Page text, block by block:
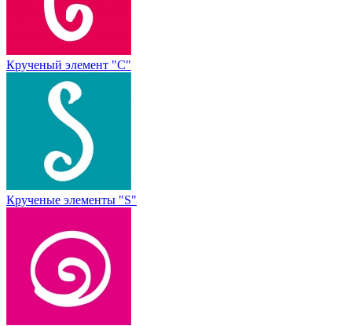
Крученый элемент "С"
Крученые элементы "S"